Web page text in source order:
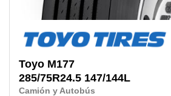
Toyo M177
285/75R24.5 147/144L
Camión y Autobús